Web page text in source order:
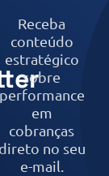
Receba
conteúdo
estratégico
sobre
performance
em
cobranças
direto no seu
e-mail.